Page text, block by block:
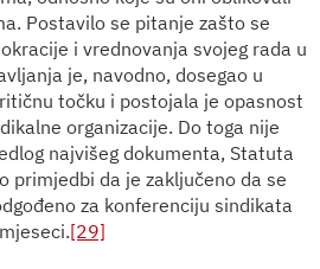
Postavilo se pitanje zašto se
i vrednovanja svojeg rada u
je, navodno, dosegao u
točku i postojala je opasnost
organizacije. Do toga nije
najvišeg dokumenta, Statuta
primjedbi da je zaključeno da se
za konferenciju sindikata
[29]